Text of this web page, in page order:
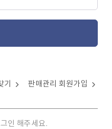
기 판매관리 회원가입
인 해주세요.